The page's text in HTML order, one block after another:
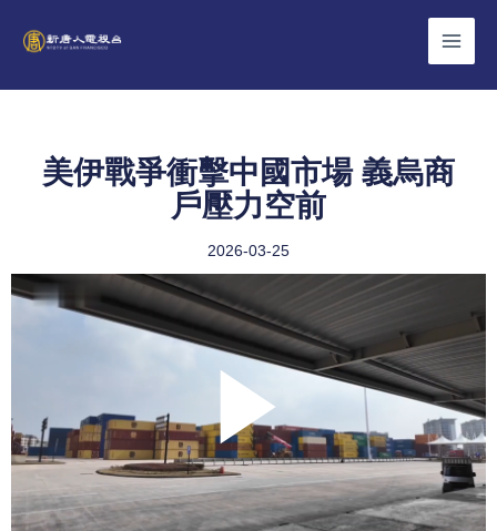
美伊戰爭衝擊中國市場 義烏商
戶壓力空前
2026-03-25
Play